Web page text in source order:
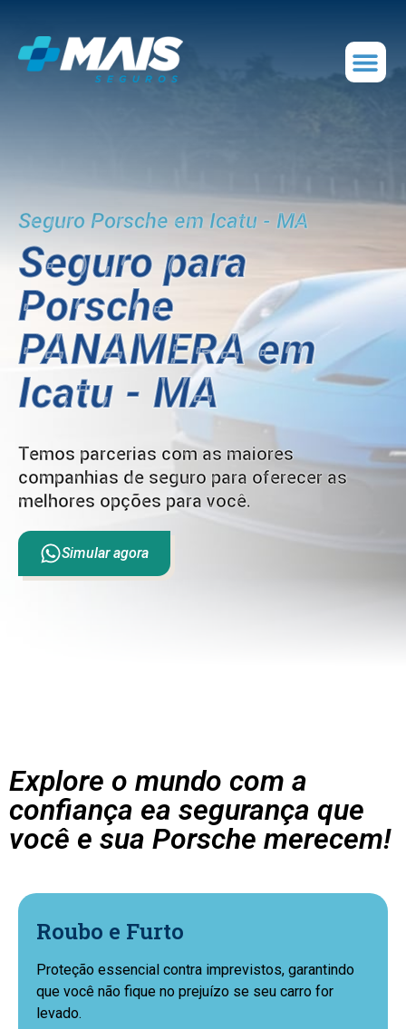
Seguro Porsche em Icatu - MA
Seguro para
Porsche
PANAMERA em
Icatu - MA
Temos parcerias com as maiores
companhias de seguro para oferecer as
melhores opções para você.
Simular agora
Explore o mundo com a
confiança ea segurança que
você e sua Porsche merecem!
Roubo e Furto
Proteção essencial contra imprevistos, garantindo
que você não fique no prejuízo se seu carro for
levado.